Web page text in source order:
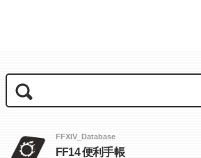
FFXIV_Database
FF14 便利手帳